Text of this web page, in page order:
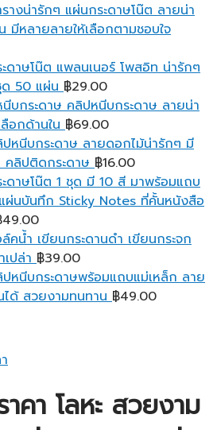
างน่ารักๆ แผ่นกระดาษโน๊ต ลายน่า
หลายลายให้เลือกตามชอบใจ
ดาษโน๊ต แพลนเนอร์ โพสอิท น่ารักๆ
50 แผ่น ฿29.00
บกระดาษ คลิปหนีบกระดาษ ลายน่า
อกด้านใน ฿69.00
หนีบกระดาษ ลายดอกไม้น่ารักๆ มี
คลิปติดกระดาษ ฿16.00
ดาษโน๊ต 1 ชุด มี 10 สี มาพร้อมแถบ
ผ่นบันทึก Sticky Notes ที่คั้นหนังสือ
49.00
คน้ำ เขียนกระดานดำ เขียนกระจก
เปล่า ฿39.00
หนีบกระดาษพร้อมแถบแม่เหล็ก ลาย
ด้ สวยงามทนทาน ฿49.00
คา โลหะ สวยงาม